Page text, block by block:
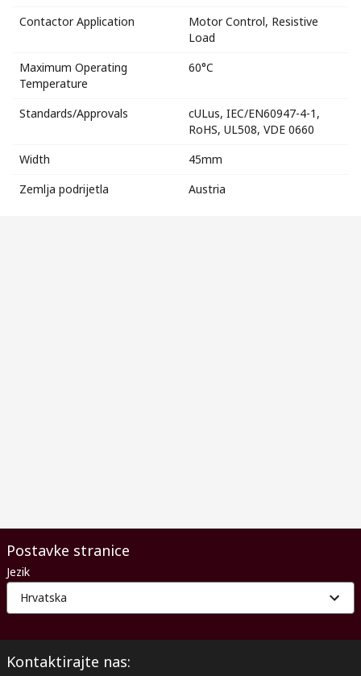
Contactor Application
Motor Control, Resistive
Load
Maximum Operating
Temperature
60°C
Standards/Approvals
cULus, IEC/EN60947-4-1,
RoHS, UL508, VDE 0660
Width
45mm
Zemlja podrijetla
Austria
Postavke stranice
Jezik
Hrvatska
Kontaktirajte nas: